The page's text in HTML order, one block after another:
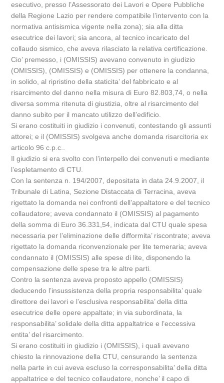
esecutivo, presso l’Assessorato dei Lavori e Opere Pubbliche
della Regione Lazio per rendere compatibile l’intervento con la
normativa antisismica vigente nella zona); sia alla ditta
esecutrice dei lavori; sia ancora, al tecnico incaricato del
collaudo sismico, che aveva rilasciato la relativa certificazione.
Cio’ premesso, i (OMISSIS) avevano convenuto in giudizio
(OMISSIS), (OMISSIS) e (OMISSIS) per ottenere la condanna,
in solido, al ripristino della staticita’ del fabbricato e al
risarcimento del danno nella misura di Euro 82.803,74, o nella
diversa somma ritenuta di giustizia, oltre al risarcimento del
danno subito per il mancato utilizzo dell’edificio.
Si erano costituiti in giudizio i convenuti, contestando gli assunti
attorei; e il (OMISSIS) svolgeva anche domanda risarcitoria ex
articolo 96 c.p.c..
Il giudizio si era svolto con l’interpello dei convenuti e mediante
l’espletamento di CTU.
Con la sentenza n. 194/2007, depositata in data 24.9.2007, il
Tribunale di Latina, Sezione Distaccata di Terracina, aveva
rigettato la domanda nei confronti dell’appaltatore e del tecnico
collaudatore; aveva condannato il (OMISSIS) al pagamento
della somma di Euro 36.331,54, indicata dal CTU quale spesa
necessaria per l’eliminazione delle difformita’ riscontrate; aveva
rigettato la domanda riconvenzionale per lite temeraria; aveva
condannato il (OMISSIS) alle spese di lite, disponendo la
compensazione delle spese tra le altre parti.
Contro la sentenza aveva proposto appello (OMISSIS)
deducendo l’insussistenza della propria responsabilita’ quale
direttore dei lavori e l’esclusiva responsabilita’ della ditta
esecutrice delle opere appaltate; in via subordinata, la
responsabilita’ solidale della ditta appaltatrice e l’eccessiva
entita’ del risarcimento.
Si erano costituiti in giudizio i (OMISSIS), i quali avevano
chiesto la rinnovazione della CTU, censurando la sentenza
nella parte in cui aveva escluso la corresponsabilita’ della ditta
appaltatrice e del tecnico collaudatore, nonche’ il capo di